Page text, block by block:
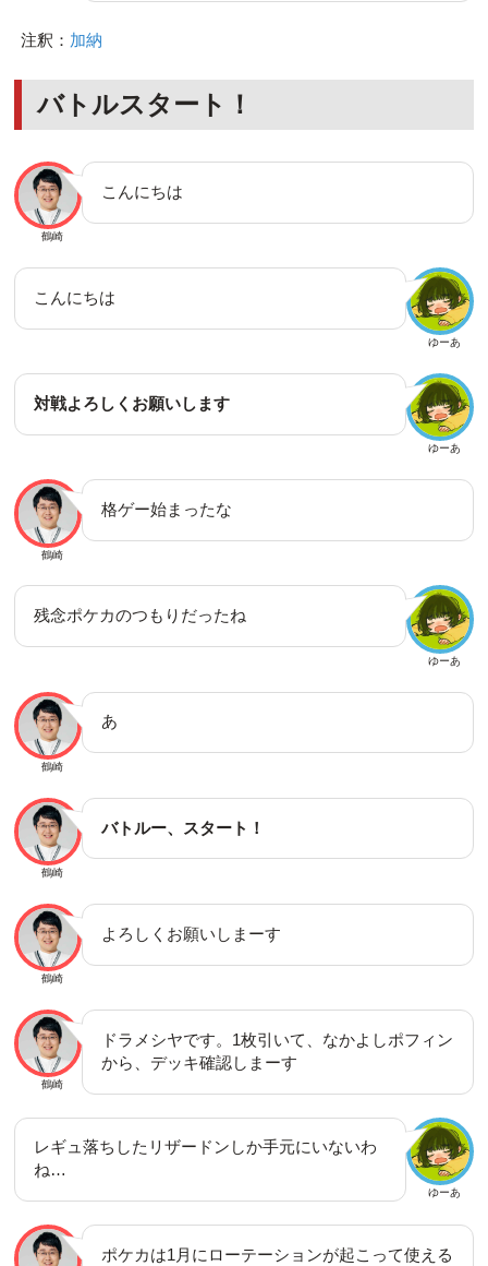
注釈： 加納
バトルスタート！
鶴崎
こんにちは
ゆーあ
こんにちは
ゆーあ
対戦よろしくお願いします
鶴崎
格ゲー始まったな
ゆーあ
残念ポケカのつもりだったね
鶴崎
あ
鶴崎
バトルー、スタート！
鶴崎
よろしくお願いしまーす
鶴崎
ドラメシヤです。1枚引いて、なかよしポフィン
から、デッキ確認しまーす
ゆーあ
レギュ落ちしたリザードンしか手元にいないわ
ね…
ポケカは1月にローテーションが起こって使える